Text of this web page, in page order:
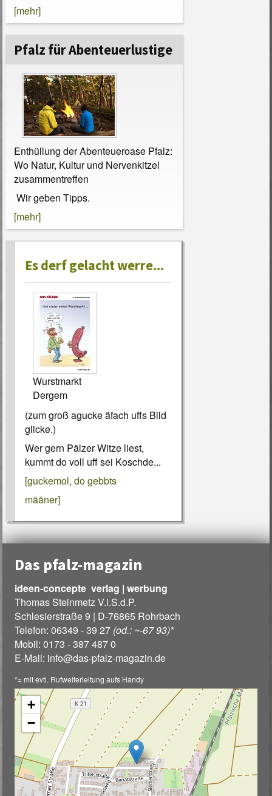
[mehr]
Pfalz für Abenteuerlustige
Enthüllung der Abenteueroase Pfalz:
Wo Natur, Kultur und Nervenkitzel
zusammentreffen
Wir geben Tipps.
[mehr]
Es derf gelacht werre...
Wurstmarkt
Dergem
(zum groß agucke äfach uffs Bild
glicke.)
Wer gern Pälzer Witze liest,
kummt do voll uff sei Koschde...
[guckemol, do gebbts
määner]
Das pfalz-magazin
ideen-concepte verlag | werbung
Thomas Steinmetz V.i.S.d.P.
Schlesierstraße 9 | D-76865 Rohrbach
Telefon: 06349 - 39 27 (od.: ~-67 93)*
Mobil: 0173 - 387 487 0
E-Mail: info@das-pfalz-magazin.de
*= mit evtl. Rufweiterleitung aufs Handy
+
−